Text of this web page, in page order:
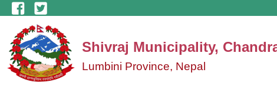
Skip to main content
Shivraj Municipality,
Lumbini Province, Nepal